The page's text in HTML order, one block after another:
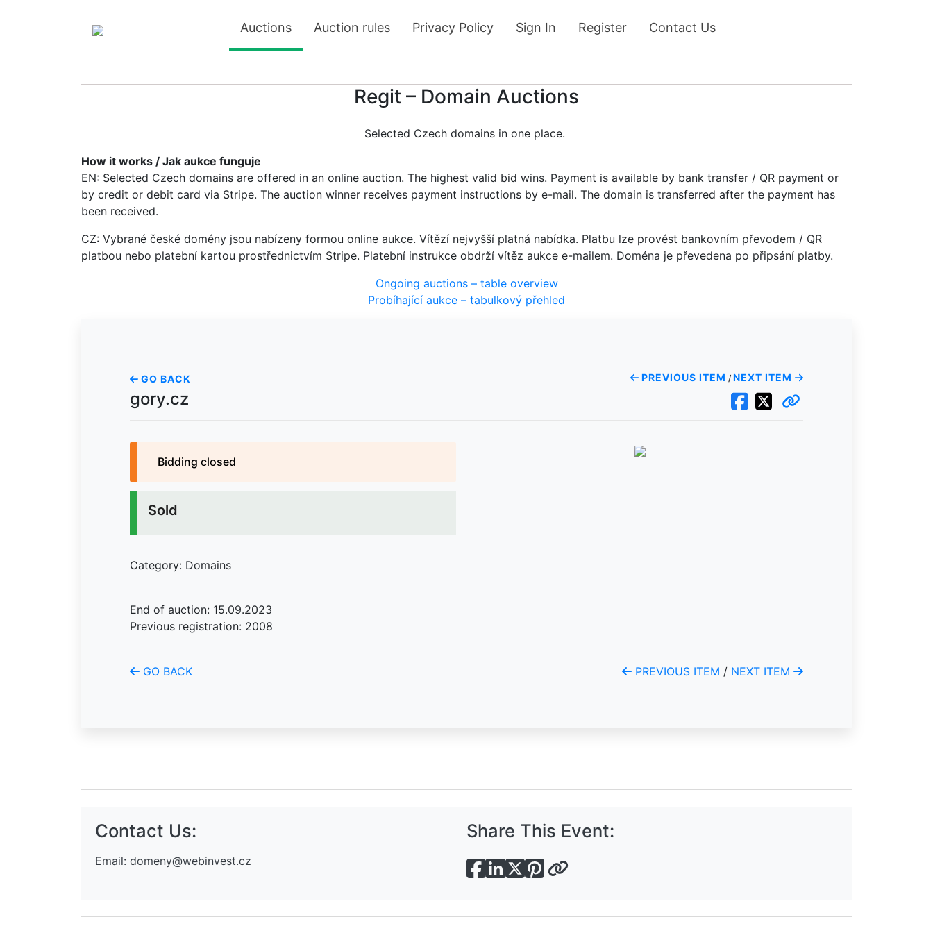
Auctions Auction rules Privacy Policy Sign In Register Contact Us
Regit – Domain Auctions
Selected Czech domains in one place.
How it works / Jak aukce funguje
EN: Selected Czech domains are offered in an online auction. The highest valid bid wins. Payment is available by bank transfer / QR payment or
by credit or debit card via Stripe. The auction winner receives payment instructions by e-mail. The domain is transferred after the payment has
been received.
CZ: Vybrané české domény jsou nabízeny formou online aukce. Vítězí nejvyšší platná nabídka. Platbu lze provést bankovním převodem / QR
platbou nebo platební kartou prostřednictvím Stripe. Platební instrukce obdrží vítěz aukce e-mailem. Doména je převedena po připsání platby.
Ongoing auctions – table overview
Probíhající aukce – tabulkový přehled
GO BACK PREVIOUS ITEM / NEXT ITEM
gory.cz
Bidding closed
Sold
Category: Domains
End of auction: 15.09.2023
Previous registration: 2008
GO BACK PREVIOUS ITEM / NEXT ITEM
Contact Us:
Email: domeny@webinvest.cz
Share This Event: